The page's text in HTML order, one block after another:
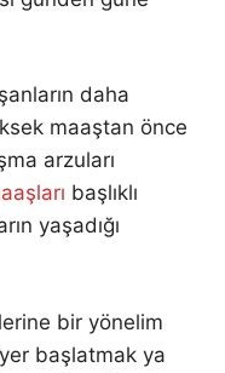
daha
maaştan önce
arzuları
başlıklı
yaşadığı
bir yönelim
başlatmak ya